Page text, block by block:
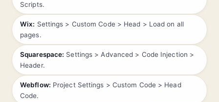
Scripts.
Wix: Settings > Custom Code > Head > Load on all
pages.
Squarespace: Settings > Advanced > Code Injection >
Header.
Webflow: Project Settings > Custom Code > Head
Code.